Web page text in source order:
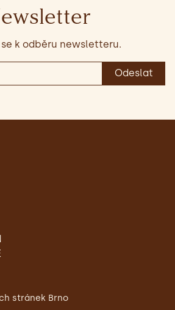
k odběru newsletteru.
stránek Brno